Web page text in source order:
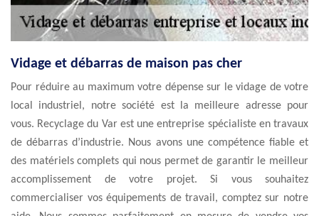
Vidage et débarras de maison pas cher
Pour réduire au maximum votre dépense sur le vidage de votre
local industriel, notre société est la meilleure adresse pour
vous. Recyclage du Var est une entreprise spécialiste en travaux
de débarras d’industrie. Nous avons une compétence fiable et
des matériels complets qui nous permet de garantir le meilleur
accomplissement de votre projet. Si vous souhaitez
commercialiser vos équipements de travail, comptez sur notre